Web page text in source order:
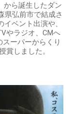
から誕生したダン
県弘前市で結成さ
ベント出演や、
やラジオ、CMへ
ーパーからくり
賞しました。